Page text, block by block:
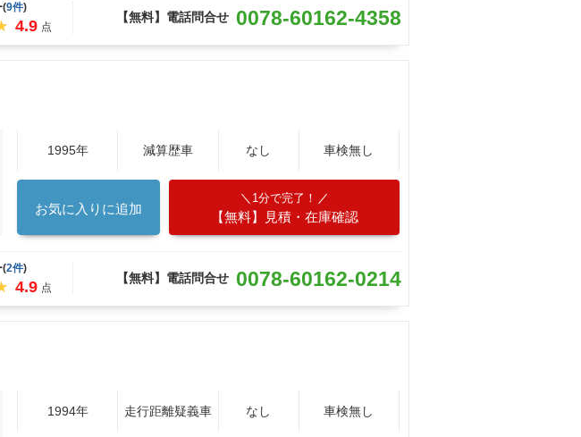
(9件)
4.9 点
【無料】電話問合せ 0078-60162-4358
1995年 減算歴車 なし 車検無し
お気に入りに追加
1分で完了！
【無料】見積・在庫確認
(2件)
4.9 点
【無料】電話問合せ 0078-60162-0214
1994年 走行距離疑義車 なし 車検無し